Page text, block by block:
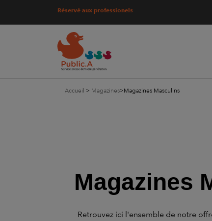
Réservé aux professionels
Accueil > Magazines>Magazines Masculins
Magazines
Retrouvez ici l'ensemble de notre